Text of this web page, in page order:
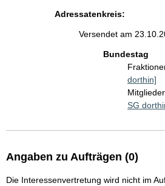
Adressatenkreis:
Versendet am
Bundestag
dorthin]
SG
Angaben zu Aufträgen (0)
Die Interessenvertretung wird nicht im